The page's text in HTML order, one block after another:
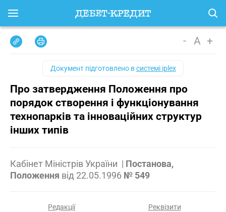
- A +
Документ підготовлено всистемі iplex
Про затвердження Положення про
порядок створення і функціонування
технопарків та інноваційних структур
інших типів
Кабінет Міністрів України | Постанова,
Положення від 22.05.1996 № 549
Редакції Реквізити